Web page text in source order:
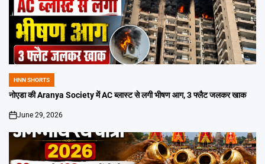
POSTED
IN
HNN SHORTS
नोएडा की Aranya Society में AC ब्लास्ट से लगी भीषण आग, 3 फ्लैट जलकर खाक
on
June 29, 2026